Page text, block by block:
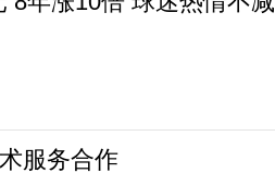
服务合作